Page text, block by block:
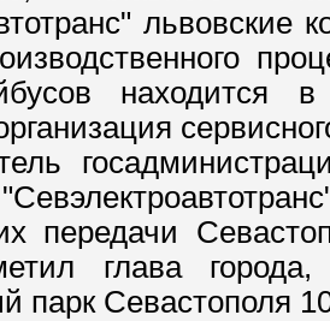
львовские
находится
передачи
глава
парк Севастополя